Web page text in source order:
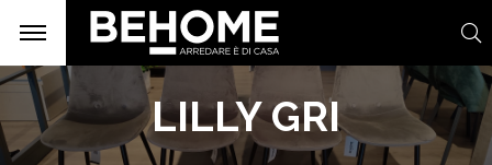
LILLY GRI